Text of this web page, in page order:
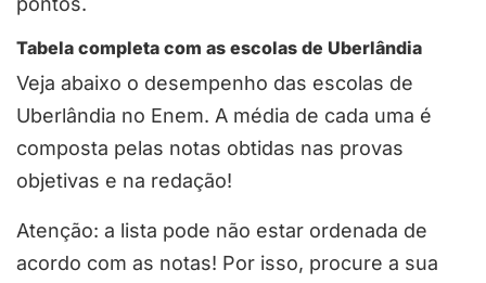
Tabela completa com as escolas de Uberlândia
Veja abaixo o desempenho das escolas de
Uberlândia no Enem. A média de cada uma é
composta pelas notas obtidas nas provas
objetivas e na redação!
Atenção: a lista pode não estar ordenada de
acordo com as notas! Por isso, procure a sua